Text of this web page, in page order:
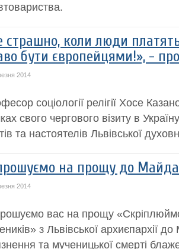
страшно, коли люди
бути європейцями!», -
2014
соціології релігії Хосе
свого чергового візиту в
та настоятелів Львівської
на прощу до
2014
вас на прощу
з Львівської архиєпархії
та мученицької смерті